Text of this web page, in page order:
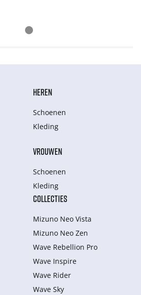
HEREN
Schoenen
Kleding
VROUWEN
Schoenen
Kleding
COLLECTIES
Mizuno Neo Vista
Mizuno Neo Zen
Wave Rebellion Pro
Wave Inspire
Wave Rider
Wave Sky